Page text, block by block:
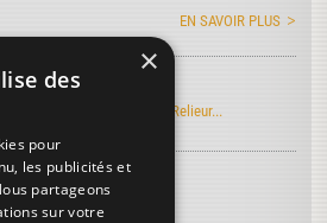
EN SAVOIR PLUS
du manuel Roret du Relieur...
de la reliure ...
×
des
pour
les publicités et
partageons
sur votre